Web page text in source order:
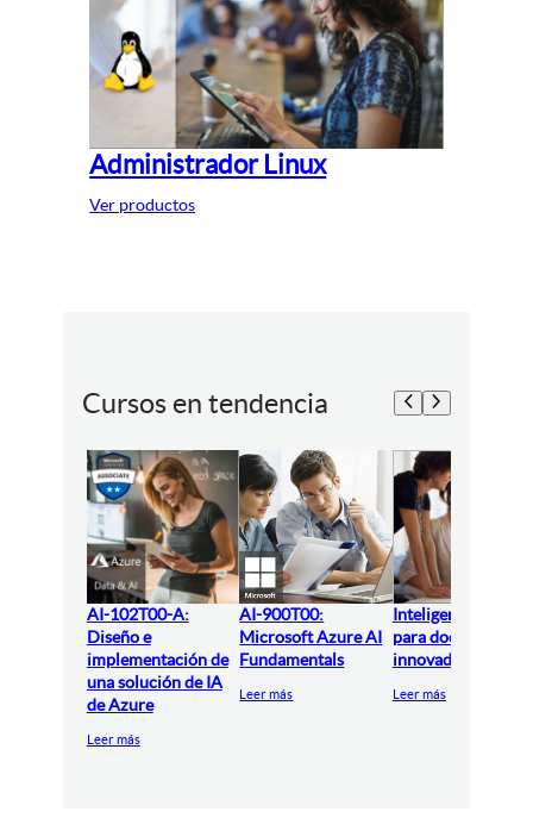
Administrador Linux
Ver productos
Cursos en tendencia
AI-102T00-A:
Diseño e
implementación de
una solución de IA
de Azure
Leer más
AI-900T00:
Microsoft Azure AI
Fundamentals
Leer más
Inteligencia
para docentes
innovadores
Leer más